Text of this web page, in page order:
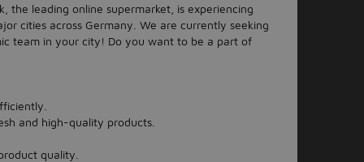
the leading online supermarket, is experiencing
cities across Germany. We are currently seeking
team in your city! Do you want to be a part of
and high-quality products.
quality.